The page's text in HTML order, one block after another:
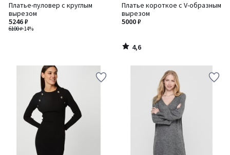
Платье-пуловер с круглым
вырезом
6100 ₽-14%
5246 ₽
Платье короткое с V-образным
вырезом
5000 ₽
/ 5
4,6
/